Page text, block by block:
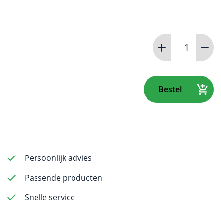
Straight
root
pick
stubby
Bestel
Persoonlijk advies
Passende producten
Snelle service